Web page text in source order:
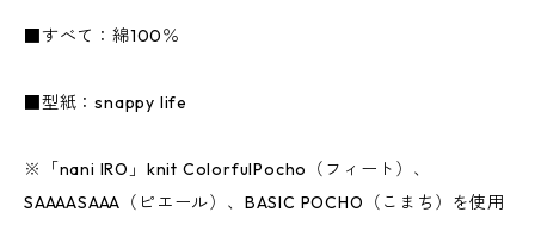
■すべて：綿100％
■型紙：snappy life
※「nani IRO」knit ColorfulPocho（フィート）、
SAAAASAAA（ピエール）、BASIC POCHO（こまち）を使用